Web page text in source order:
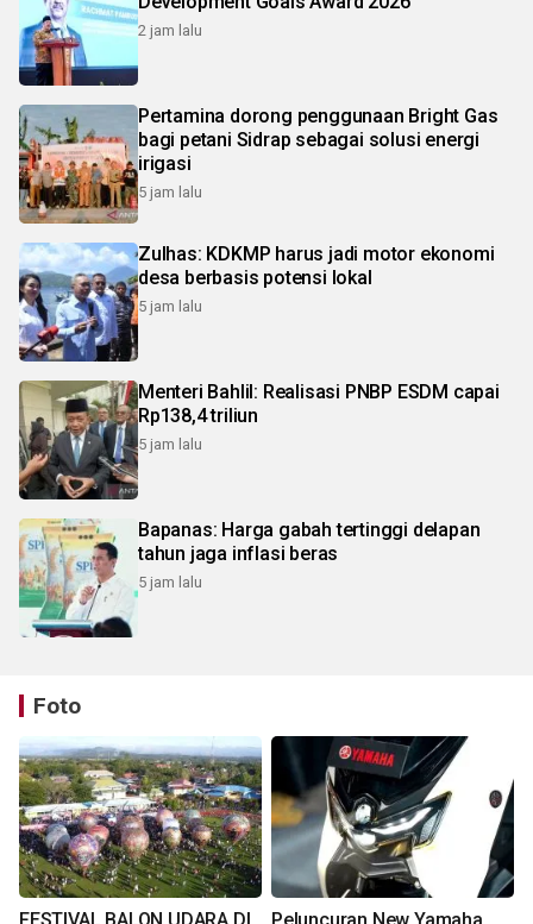
2 jam lalu
Pertamina dorong penggunaan Bright Gas
bagi petani Sidrap sebagai solusi energi
irigasi
5 jam lalu
Zulhas: KDKMP harus jadi motor ekonomi
desa berbasis potensi lokal
5 jam lalu
Menteri Bahlil: Realisasi PNBP ESDM capai
Rp138,4 triliun
5 jam lalu
Bapanas: Harga gabah tertinggi delapan
tahun jaga inflasi beras
5 jam lalu
Foto